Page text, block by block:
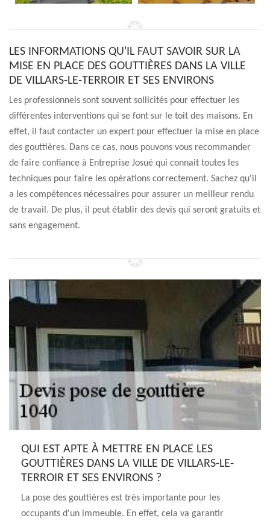
LES INFORMATIONS QU'IL FAUT SAVOIR SUR LA
MISE EN PLACE DES GOUTTIÈRES DANS LA VILLE
DE VILLARS-LE-TERROIR ET SES ENVIRONS
Les professionnels sont souvent sollicités pour effectuer les
différentes interventions qui se font sur le toit des maisons. En
effet, il faut contacter un expert pour effectuer la mise en place
des gouttières. Dans ce cas, nous pouvons vous recommander
de faire confiance à Entreprise Josué qui connait toutes les
techniques pour faire les opérations correctement. Sachez qu'il
a les compétences nécessaires pour assurer un meilleur rendu
de travail. De plus, il peut établir des devis qui seront gratuits et
sans engagement.
QUI EST APTE À METTRE EN PLACE LES
GOUTTIÈRES DANS LA VILLE DE VILLARS-LE-
TERROIR ET SES ENVIRONS ?
La pose des gouttières est très importante pour les
occupants d'un immeuble. En effet, cela va garantir